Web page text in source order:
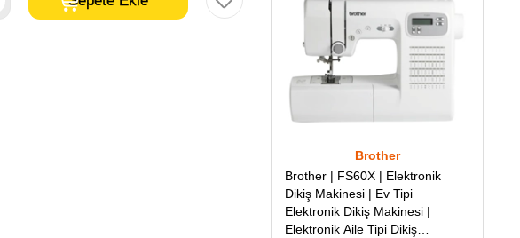
Brother
Brother | FS60X | Elektronik
Dikiş Makinesi | Ev Tipi
Elektronik Dikiş Makinesi |
Elektronik Aile Tipi Dikiş